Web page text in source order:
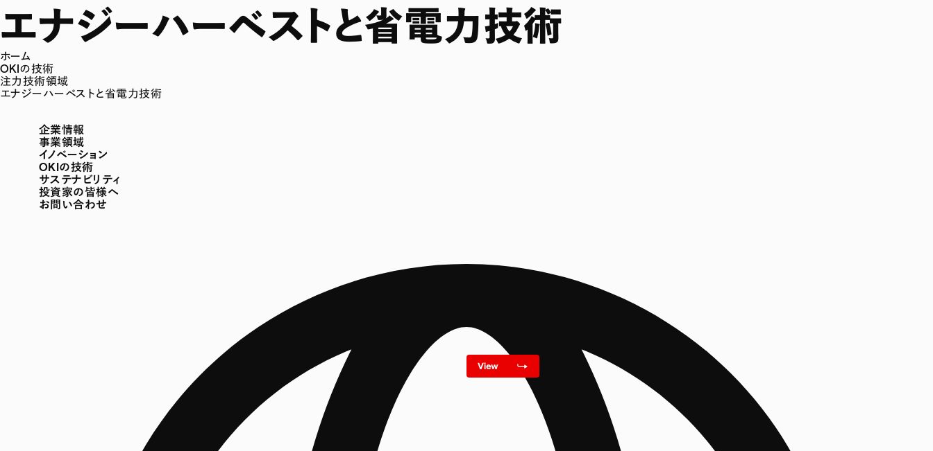
企業情報
事業領域
イノベーション
OKIの技術
サステナビリティ
投資家の皆様へ
お問い合わせ
エナジーハーベストと省電力技術
ホーム
OKIの技術
注力技術領域
エナジーハーベストと省電力技術